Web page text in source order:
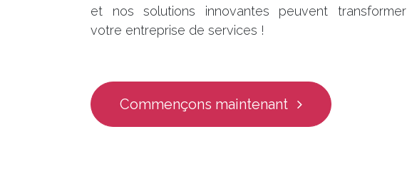
et nos solutions innovantes peuvent transformer
votre entreprise de services !
Commençons maintenant